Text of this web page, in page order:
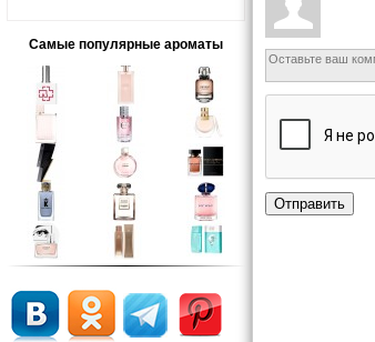
Самые популярные ароматы
Отправить